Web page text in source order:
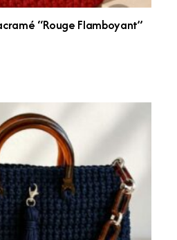
“Rouge Flamboyant”